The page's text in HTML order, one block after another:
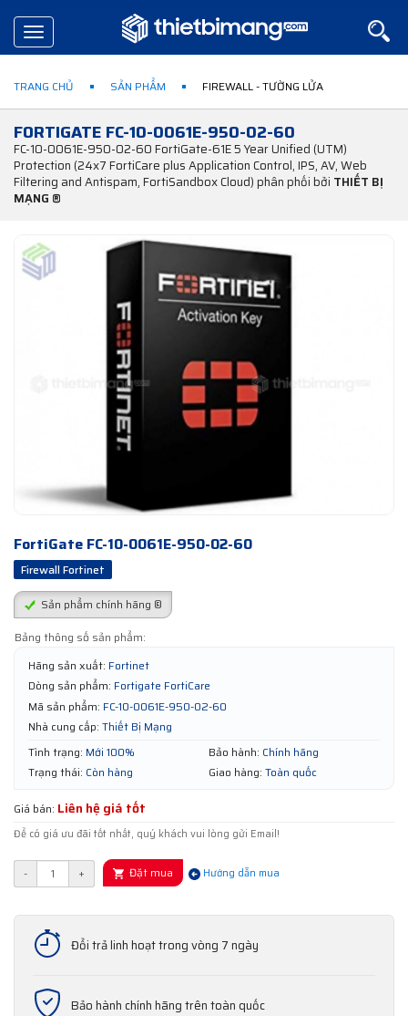
Toggle
navigation
TRANG CHỦ SẢN PHẨM FIREWALL - TƯỜNG LỬA
FORTIGATE FC-10-0061E-950-02-60
FC-10-0061E-950-02-60 FortiGate-61E 5 Year Unified (UTM)
Protection (24x7 FortiCare plus Application Control, IPS, AV, Web
Filtering and Antispam, FortiSandbox Cloud) phân phối bởi THIẾT BỊ
MẠNG ®
FortiGate FC-10-0061E-950-02-60
Firewall Fortinet
Sản phẩm chính hãng ®
Bảng thông số sản phẩm:
Hãng sản xuất: Fortinet
Dòng sản phẩm: Fortigate FortiCare
Mã sản phẩm: FC-10-0061E-950-02-60
Nhà cung cấp: Thiết Bị Mạng
Tình trạng: Mới 100% Bảo hành: Chính hãng
Trạng thái: Còn hàng Giao hàng: Toàn quốc
Giá bán: Liên hệ giá tốt
Để có giá ưu đãi tốt nhất, quý khách vui lòng gửi Email!
- + Đặt mua Hướng dẫn mua
Đổi trả linh hoạt trong vòng 7 ngày
Bảo hành chính hãng trên toàn quốc